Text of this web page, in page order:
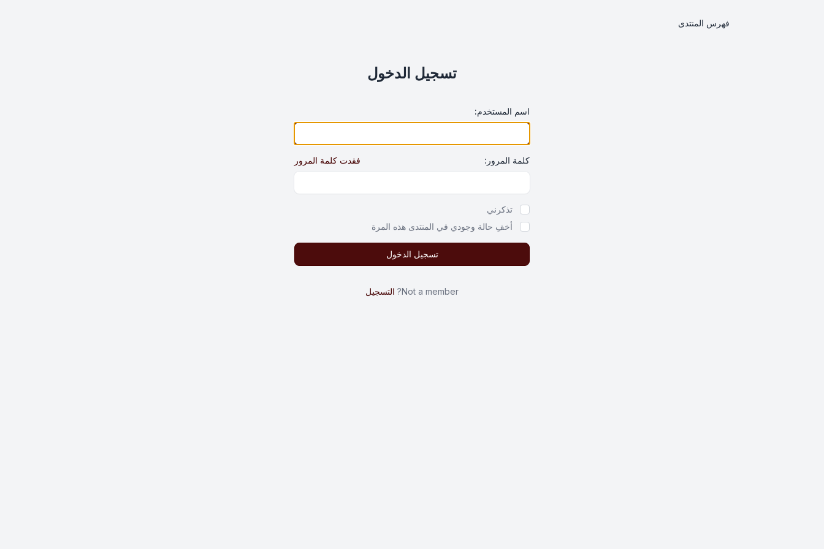
فهرس المنتدى
تسجيل الدخول
اسم المستخدم:
كلمة المرور: فقدت كلمة المرور
تذكرني
أخفِ حالة وجودي في المنتدى هذه المرة
Not a member? التسجيل